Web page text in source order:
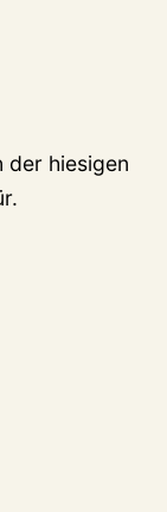
der hiesigen